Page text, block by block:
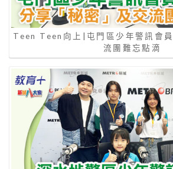
Teen Teen向上|屯門區少年警訊會
流團難忘點滴